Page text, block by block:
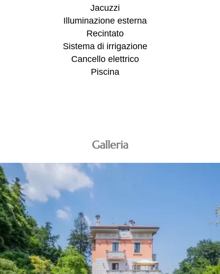
Jacuzzi
Illuminazione esterna
Recintato
Sistema di irrigazione
Cancello elettrico
Piscina
Galleria